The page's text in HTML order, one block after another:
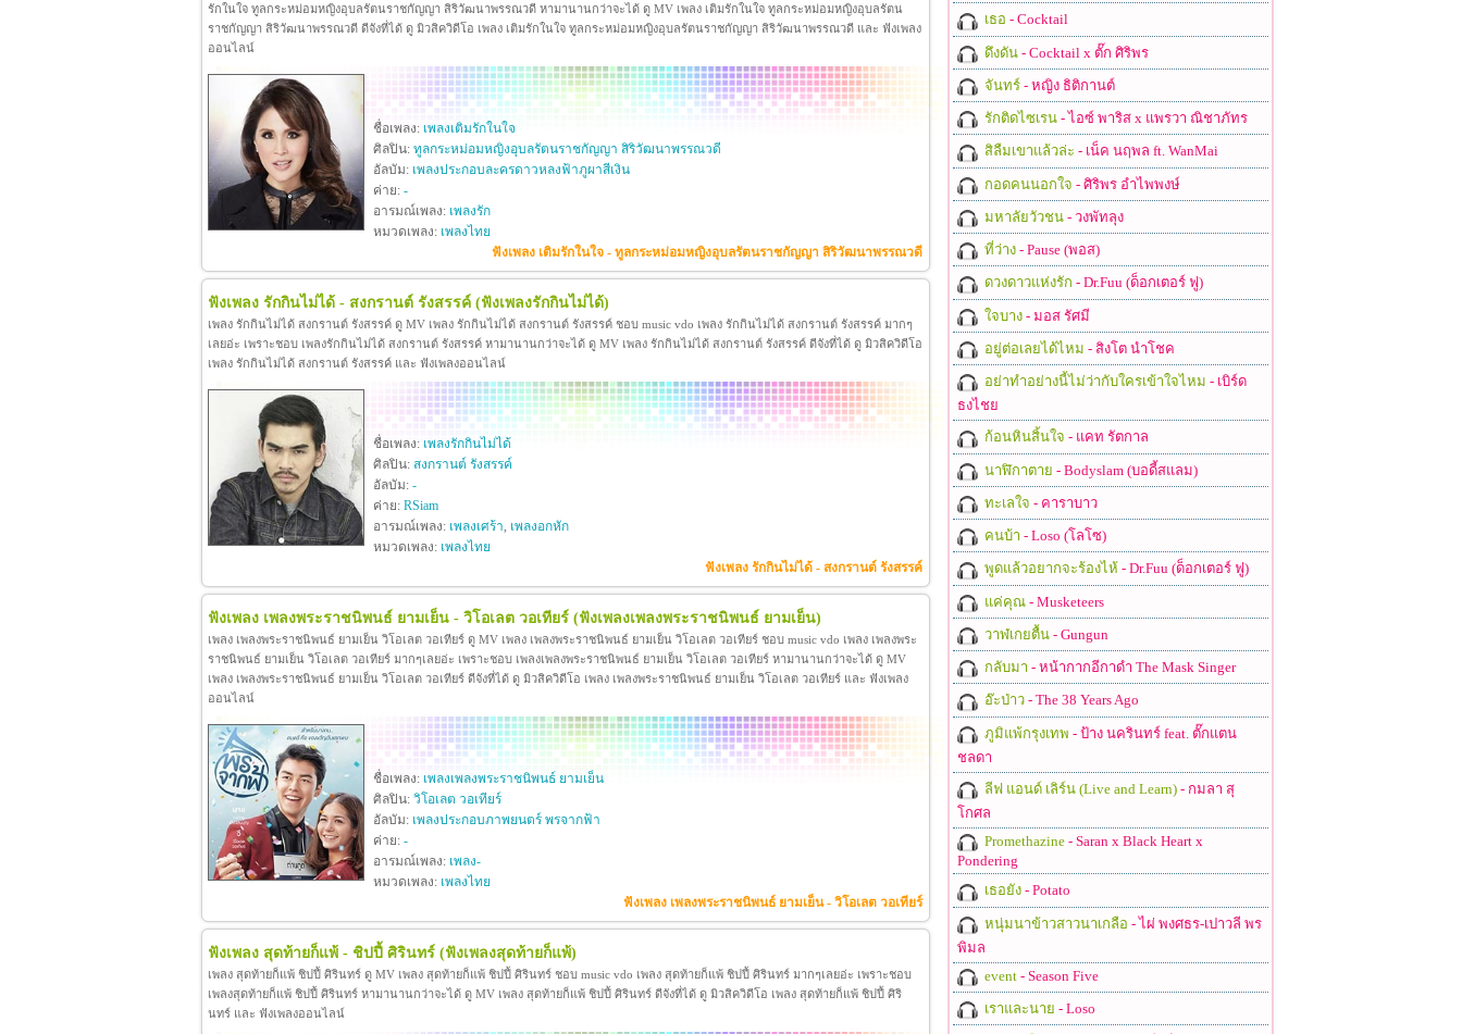
รักในใจ ทูลกระหม่อมหญิงอุบลรัตนราชกัญญา สิริวัฒนาพรรณวดี หามานานกว่าจะได้ ดู MV เพลง เติมรักในใจ ทูลกระหม่อมหญิงอุบลรัตน
ราชกัญญา สิริวัฒนาพรรณวดี ดีจังที่ได้ ดู มิวสิควิดีโอ เพลง เติมรักในใจ ทูลกระหม่อมหญิงอุบลรัตนราชกัญญา สิริวัฒนาพรรณวดี และ ฟังเพลง
ออนไลน์
ชื่อเพลง: เพลงเติมรักในใจ
ศิลปิน: ทูลกระหม่อมหญิงอุบลรัตนราชกัญญา สิริวัฒนาพรรณวดี
อัลบัม: เพลงประกอบละครดาวหลงฟ้าภูผาสีเงิน
ค่าย: -
อารมณ์เพลง: เพลงรัก
หมวดเพลง: เพลงไทย
ฟังเพลง เติมรักในใจ - ทูลกระหม่อมหญิงอุบลรัตนราชกัญญา สิริวัฒนาพรรณวดี
ฟังเพลง รักกินไม่ได้ - สงกรานต์ รังสรรค์ (ฟังเพลงรักกินไม่ได้)
เพลง รักกินไม่ได้ สงกรานต์ รังสรรค์ ดู MV เพลง รักกินไม่ได้ สงกรานต์ รังสรรค์ ชอบ music vdo เพลง รักกินไม่ได้ สงกรานต์ รังสรรค์ มากๆ
เลยอ่ะ เพราะชอบ เพลงรักกินไม่ได้ สงกรานต์ รังสรรค์ หามานานกว่าจะได้ ดู MV เพลง รักกินไม่ได้ สงกรานต์ รังสรรค์ ดีจังที่ได้ ดู มิวสิควิดีโอ
เพลง รักกินไม่ได้ สงกรานต์ รังสรรค์ และ ฟังเพลงออนไลน์
ชื่อเพลง: เพลงรักกินไม่ได้
ศิลปิน: สงกรานต์ รังสรรค์
อัลบัม: -
ค่าย: RSiam
อารมณ์เพลง: เพลงเศร้า, เพลงอกหัก
หมวดเพลง: เพลงไทย
ฟังเพลง รักกินไม่ได้ - สงกรานต์ รังสรรค์
ฟังเพลง เพลงพระราชนิพนธ์ ยามเย็น - วิโอเลต วอเทียร์ (ฟังเพลงเพลงพระราชนิพนธ์ ยามเย็น)
เพลง เพลงพระราชนิพนธ์ ยามเย็น วิโอเลต วอเทียร์ ดู MV เพลง เพลงพระราชนิพนธ์ ยามเย็น วิโอเลต วอเทียร์ ชอบ music vdo เพลง เพลงพระ
ราชนิพนธ์ ยามเย็น วิโอเลต วอเทียร์ มากๆเลยอ่ะ เพราะชอบ เพลงเพลงพระราชนิพนธ์ ยามเย็น วิโอเลต วอเทียร์ หามานานกว่าจะได้ ดู MV
เพลง เพลงพระราชนิพนธ์ ยามเย็น วิโอเลต วอเทียร์ ดีจังที่ได้ ดู มิวสิควิดีโอ เพลง เพลงพระราชนิพนธ์ ยามเย็น วิโอเลต วอเทียร์ และ ฟังเพลง
ออนไลน์
ชื่อเพลง: เพลงเพลงพระราชนิพนธ์ ยามเย็น
ศิลปิน: วิโอเลต วอเทียร์
อัลบัม: เพลงประกอบภาพยนตร์ พรจากฟ้า
ค่าย: -
อารมณ์เพลง: เพลง-
หมวดเพลง: เพลงไทย
ฟังเพลง เพลงพระราชนิพนธ์ ยามเย็น - วิโอเลต วอเทียร์
ฟังเพลง สุดท้ายก็แพ้ - ชิปปี้ ศิรินทร์ (ฟังเพลงสุดท้ายก็แพ้)
เพลง สุดท้ายก็แพ้ ชิปปี้ ศิรินทร์ ดู MV เพลง สุดท้ายก็แพ้ ชิปปี้ ศิรินทร์ ชอบ music vdo เพลง สุดท้ายก็แพ้ ชิปปี้ ศิรินทร์ มากๆเลยอ่ะ เพราะชอบ
เพลงสุดท้ายก็แพ้ ชิปปี้ ศิรินทร์ หามานานกว่าจะได้ ดู MV เพลง สุดท้ายก็แพ้ ชิปปี้ ศิรินทร์ ดีจังที่ได้ ดู มิวสิควิดีโอ เพลง สุดท้ายก็แพ้ ชิปปี้ ศิริ
นทร์ และ ฟังเพลงออนไลน์
เธอ - Cocktail
ดึงดัน- Cocktail x ตั๊ก ศิริพร
จันทร์- หญิง ธิติกานต์
รักติดไซเรน- ไอซ์ พาริส x แพรวา ณิชาภัทร
สิลืมเขาแล้วล่ะ - เน็ค นฤพล ft. WanMai
กอดคนนอกใจ - ศิริพร อำไพพงษ์
มหาลัยวัวชน- วงพัทลุง
ที่ว่าง- Pause (พอส)
ดวงดาวแห่งรัก - Dr.Fuu (ด็อกเตอร์ ฟู)
ใจบาง- มอส รัศมี
อยู่ต่อเลยได้ไหม - สิงโต นำโชค
อย่าทำอย่างนี้ไม่ว่ากับใครเข้าใจไหม - เบิร์ด
ธงไชย
ก้อนหินสิ้นใจ - แคท รัตกาล
นาฬิกาตาย - Bodyslam (บอดี้สแลม)
ทะเลใจ - คาราบาว
คนบ้า - Loso (โลโซ)
พูดแล้วอยากจะร้องไห้ - Dr.Fuu (ด็อกเตอร์ ฟู)
แค่คุณ- Musketeers
วาฬเกยตื้น- Gungun
กลับมา - หน้ากากอีกาดำ The Mask Singer
อ๊ะป่าว- The 38 Years Ago
ภูมิแพ้กรุงเทพ - ป้าง นครินทร์ feat. ตั๊กแตน
ชลดา
ลีฟ แอนด์ เลิร์น (Live and Learn)- กมลา สุ
โกศล
Promethazine- Saran x Black Heart x
Pondering
เธอยัง- Potato
หนุ่มนาข้าวสาวนาเกลือ - ไผ่ พงศธร-เปาวลี พร
พิมล
event- Season Five
เราและนาย - Loso